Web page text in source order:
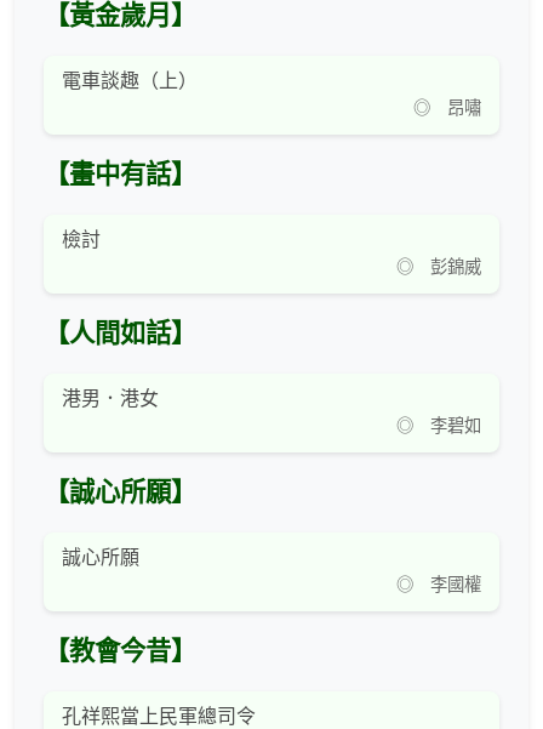
【黃金歲月】
電車談趣（上）
◎ 昂嘯
【畫中有話】
檢討
◎ 彭錦威
【人間如話】
港男．港女
◎ 李碧如
【誠心所願】
誠心所願
◎ 李國權
【教會今昔】
孔祥熙當上民軍總司令